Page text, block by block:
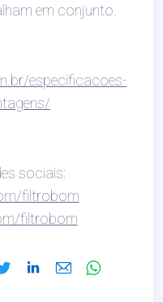
em conjunto.
especificacoes-
sociais:
filtrobom
filtrobom